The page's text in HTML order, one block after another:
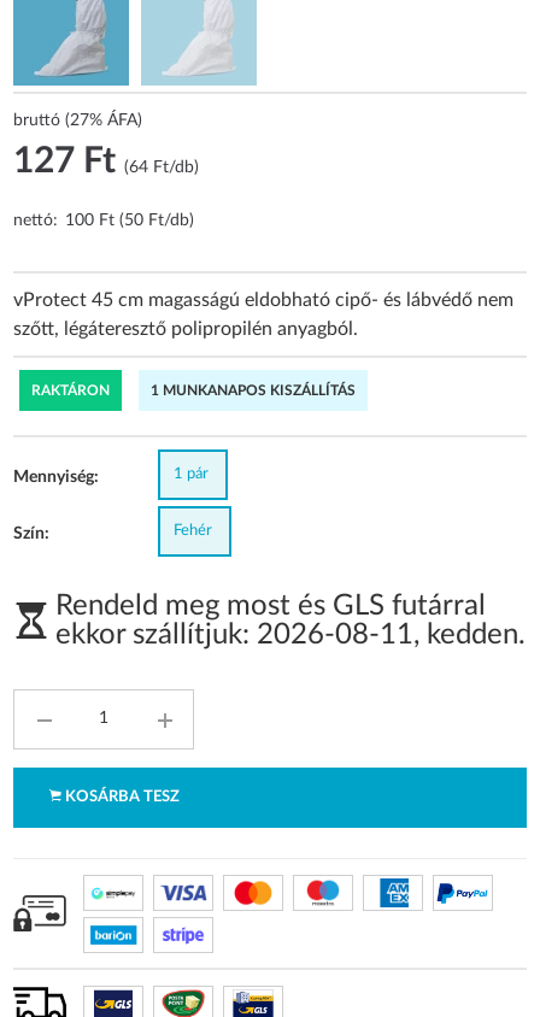
bruttó (27% ÁFA)
127 Ft(64 Ft/db)
nettó: 100 Ft (50 Ft/db)
vProtect 45 cm magasságú eldobható cipő- és lábvédő nem
szőtt, légáteresztő polipropilén anyagból.
RAKTÁRON 1 MUNKANAPOS KISZÁLLÍTÁS
Mennyiség: 1 pár
Szín: Fehér
Rendeld meg most és GLS futárral
ekkor szállítjuk: 2026-08-11, kedden.
KOSÁRBA TESZ